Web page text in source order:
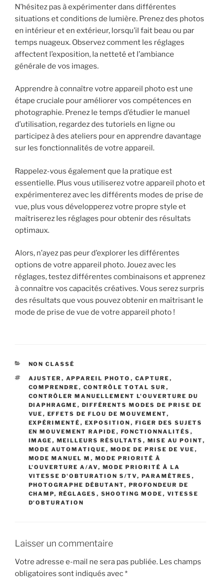
N’hésitez pas à expérimenter dans différentes
situations et conditions de lumière. Prenez des photos
en intérieur et en extérieur, lorsqu’il fait beau ou par
temps nuageux. Observez comment les réglages
affectent l’exposition, la netteté et l’ambiance
générale de vos images.
Apprendre à connaître votre appareil photo est une
étape cruciale pour améliorer vos compétences en
photographie. Prenez le temps d’étudier le manuel
d’utilisation, regardez des tutoriels en ligne ou
participez à des ateliers pour en apprendre davantage
sur les fonctionnalités de votre appareil.
Rappelez-vous également que la pratique est
essentielle. Plus vous utiliserez votre appareil photo et
expérimenterez avec les différents modes de prise de
vue, plus vous développerez votre propre style et
maîtriserez les réglages pour obtenir des résultats
optimaux.
Alors, n’ayez pas peur d’explorer les différentes
options de votre appareil photo. Jouez avec les
réglages, testez différentes combinaisons et apprenez
à connaître vos capacités créatives. Vous serez surpris
des résultats que vous pouvez obtenir en maîtrisant le
mode de prise de vue de votre appareil photo !
CATÉGORIES
NON CLASSÉ
ÉTIQUETTES
AJUSTER , APPAREIL PHOTO , CAPTURE ,
COMPRENDRE , CONTRÔLE TOTAL SUR ,
CONTRÔLER MANUELLEMENT L'OUVERTURE DU
DIAPHRAGME , DIFFÉRENTS MODES DE PRISE DE
VUE , EFFETS DE FLOU DE MOUVEMENT,
EXPÉRIMENTÉ , EXPOSITION , FIGER DES SUJETS
EN MOUVEMENT RAPIDE , FONCTIONNALITÉS ,
IMAGE , MEILLEURS RÉSULTATS , MISE AU POINT,
MODE AUTOMATIQUE , MODE DE PRISE DE VUE ,
MODE MANUEL M , MODE PRIORITÉ À
L'OUVERTURE A/AV, MODE PRIORITÉ À LA
VITESSE D'OBTURATION S/TV, PARAMÈTRES ,
PHOTOGRAPHE DÉBUTANT, PROFONDEUR DE
CHAMP, RÉGLAGES , SHOOTING MODE , VITESSE
D'OBTURATION
Laisser un commentaire
Votre adresse e-mail ne sera pas publiée. Les champs
obligatoires sont indiqués avec*